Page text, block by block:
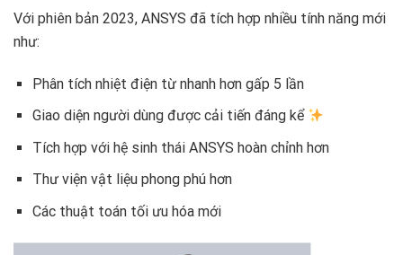
Với phiên bản 2023, ANSYS đã tích hợp nhiều tính năng mới
như:
Phân tích nhiệt điện từ nhanh hơn gấp 5 lần
Giao diện người dùng được cải tiến đáng kể
Tích hợp với hệ sinh thái ANSYS hoàn chỉnh hơn
Thư viện vật liệu phong phú hơn
Các thuật toán tối ưu hóa mới